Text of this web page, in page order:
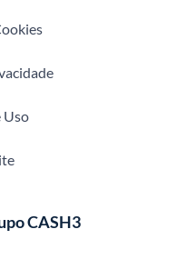
Uso
CASH3